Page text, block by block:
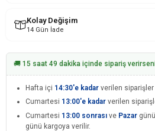
Kolay Değişim
14 Gün İade
🚚 15 saat 49 dakika içinde sipariş
Hafta içi 14:30'e kadar verilen
Cumartesi 13:00'e kadar verilen
Cumartesi 13:00 sonrası ve Pazar
günü kargoya verilir.